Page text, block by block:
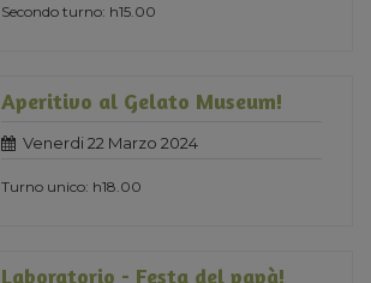
Secondo turno: h15.00
Aperitivo al Gelato Museum!
Venerdi 22 Marzo 2024
Turno unico: h18.00
Laboratorio - Festa del papà!